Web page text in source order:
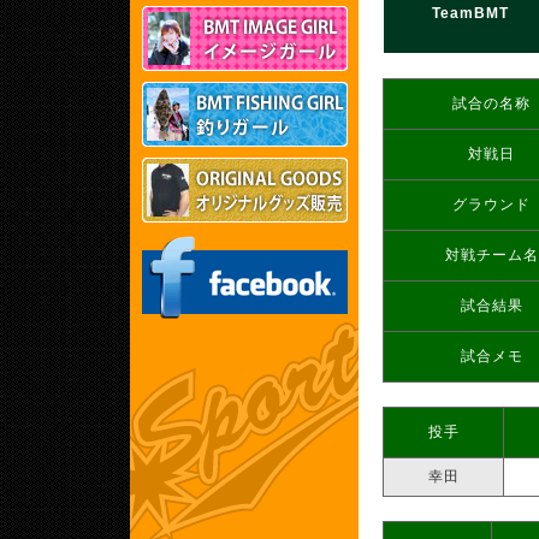
TeamBMT
試合の名称
対戦日
グラウンド
対戦チーム名
試合結果
試合メモ
投手
幸田